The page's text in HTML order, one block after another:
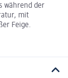
während der
mit
Feige.